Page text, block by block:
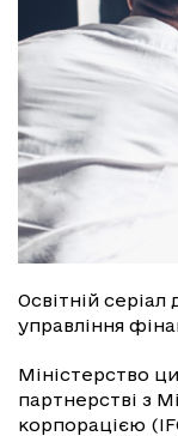
Освітній
управління
Міністерство
партнерстві з
корпорацією